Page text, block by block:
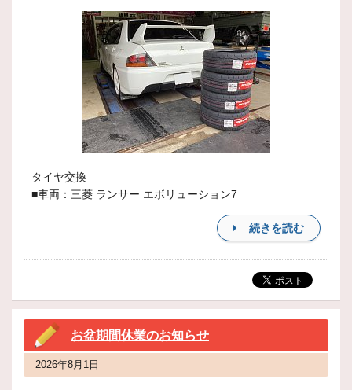
タイヤ交換
■車両：三菱 ランサー エボリューション7
続きを読む
お盆期間休業のお知らせ
2026年8月1日